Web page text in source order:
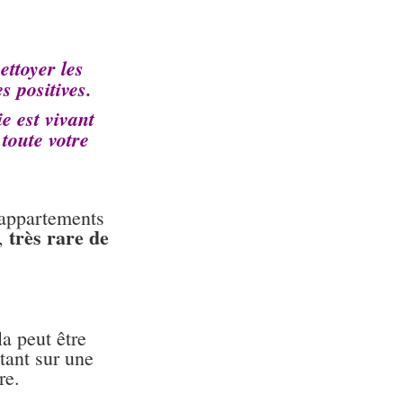
les
positives.
est vivant
votre
très rare de
peut être
sur une